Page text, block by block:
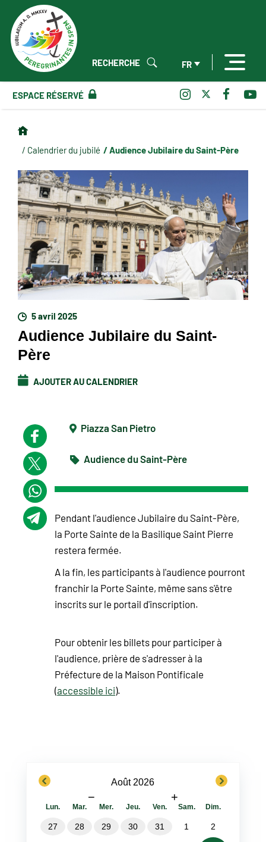
FR
RECHERCHE
ESPACE RÉSERVÉ
/ Calendrier du jubilé / Audience Jubilaire du Saint-Père
5 avril 2025
Audience Jubilaire du Saint-
Père
AJOUTER AU CALENDRIER
Piazza San Pietro
Audience du Saint-Père
Pendant l'audience Jubilaire du Saint-Père,
la Porte Sainte de la Basilique Saint Pierre
restera fermée.
A la fin, les participants à l'audience pourront
franchir la Porte Sainte, même sans s'être
inscrits sur le portail d'inscription.
Pour obtenir les billets pour participer à
l'audience, prière de s'adresser à la
Préfecture de la Maison Pontificale
(accessible ici).
previous Août 2026
− +
next
Lun. Mar. Mer. Jeu. Ven. Sam. Dim.
27 28 29 30 31 1 2